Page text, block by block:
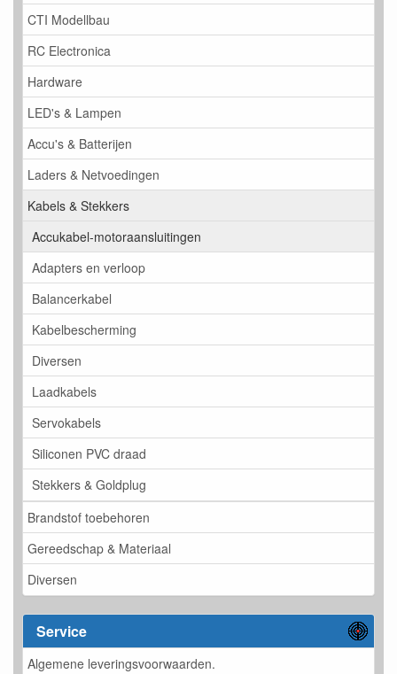
CTI Modellbau
RC Electronica
Hardware
LED's & Lampen
Accu's & Batterijen
Laders & Netvoedingen
Kabels & Stekkers
Accukabel-motoraansluitingen
Adapters en verloop
Balancerkabel
Kabelbescherming
Diversen
Laadkabels
Servokabels
Siliconen PVC draad
Stekkers & Goldplug
Brandstof toebehoren
Gereedschap & Materiaal
Diversen
Service
Algemene leveringsvoorwaarden.